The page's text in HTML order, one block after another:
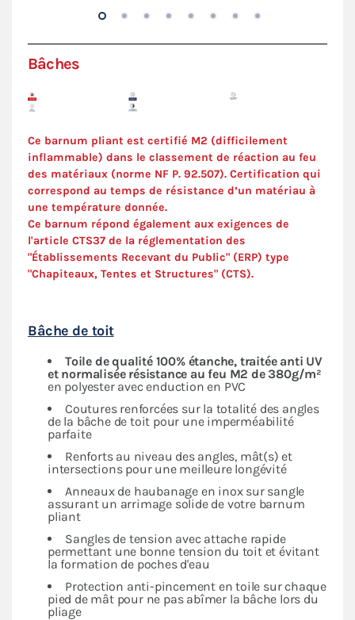
Bâches
Ce barnum pliant est certifié M2 (difficilement
inflammable) dans le classement de réaction au feu
des matériaux (norme NF P. 92.507). Certification qui
correspond au temps de résistance d’un matériau à
une température donnée.
Ce barnum répond également aux exigences de
l'article CTS37 de la réglementation des
"Établissements Recevant du Public" (ERP) type
"Chapiteaux, Tentes et Structures" (CTS).
Bâche de toit
Toile de qualité 100% étanche, traitée anti UV
et normalisée résistance au feu M2 de 380g/m²
en polyester avec enduction en PVC
Coutures renforcées sur la totalité des angles
de la bâche de toit pour une imperméabilité
parfaite
Renforts au niveau des angles, mât(s) et
intersections pour une meilleure longévité
Anneaux de haubanage en inox sur sangle
assurant un arrimage solide de votre barnum
pliant
Sangles de tension avec attache rapide
permettant une bonne tension du toit et évitant
la formation de poches d'eau
Protection anti-pincement en toile sur chaque
pied de mât pour ne pas abîmer la bâche lors du
pliage